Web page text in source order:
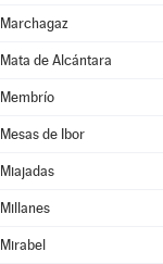
Marchagaz
Mata de Alcántara
Membrío
Mesas de Ibor
Miajadas
Millanes
Mirabel